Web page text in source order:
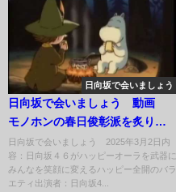
日向坂で会いましょう
日向坂で会いましょう 動画
モノホンの春日俊彰派を炙り出
しましょう 3月2日
日向坂で会いましょう 2025年3月2日内
容：日向坂４６がハッピーオーラを武器に
みんなを笑顔に変えるハッピー全開のバラ
エティ出演者：日向坂4...